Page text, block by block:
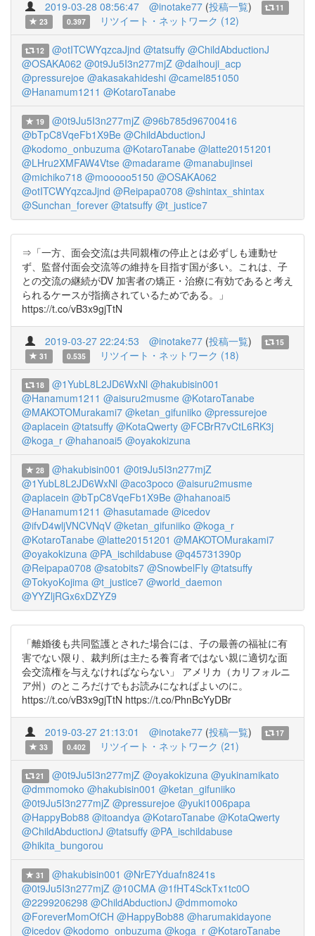
2019-03-28 08:56:47 @inotake77 (投稿一覧)
11
23
0.397 リツイート・ネットワーク (12)
12 @otITCWYqzcaJjnd @tatsuffy @ChildAbductionJ
@OSAKA062 @0t9Ju5I3n277mjZ @daihouji_acp
@pressurejoe @akasakahideshi @camel851050
@Hanamum1211 @KotaroTanabe
19 @0t9Ju5I3n277mjZ @96b785d96700416
@bTpC8VqeFb1X9Be @ChildAbductionJ
@kodomo_onbuzuma @KotaroTanabe @latte20151201
@LHru2XMFAW4Vtse @madarame @manabujinsei
@michiko718 @mooooo5150 @OSAKA062
@otITCWYqzcaJjnd @Reipapa0708 @shintax_shintax
@Sunchan_forever @tatsuffy @t_justice7
⇒「一方、面会交流は共同親権の停止とは必ずしも連動せ
ず、監督付面会交流等の維持を目指す国が多い。これは、子
との交流の継続がDV 加害者の矯正・治療に有効であると考え
られるケースが指摘されているためである。」
https://t.co/vB3x9gjTtN
2019-03-27 22:24:53 @inotake77 (投稿一覧)
15
31
0.535 リツイート・ネットワーク (18)
18 @1YubL8L2JD6WxNl @hakubisin001
@Hanamum1211 @aisuru2musme @KotaroTanabe
@MAKOTOMurakami7 @ketan_gifuniiko @pressurejoe
@aplacein @tatsuffy @KotaQwerty @FCBrR7vCtL6RK3j
@koga_r @hahanoai5 @oyakokizuna
28 @hakubisin001 @0t9Ju5I3n277mjZ
@1YubL8L2JD6WxNl @aco3poco @aisuru2musme
@aplacein @bTpC8VqeFb1X9Be @hahanoai5
@Hanamum1211 @hasutamade @icedov
@ifvD4wljVNCVNqV @ketan_gifuniiko @koga_r
@KotaroTanabe @latte20151201 @MAKOTOMurakami7
@oyakokizuna @PA_ischildabuse @q45731390p
@Reipapa0708 @satobits7 @SnowbelFly @tatsuffy
@TokyoKojima @t_justice7 @world_daemon
@YYZljRGx6xDZYZ9
「離婚後も共同監護とされた場合には、子の最善の福祉に有
害でない限り、裁判所は主たる養育者ではない親に適切な面
会交流権を与えなければならない」 アメリカ（カリフォルニ
ア州）のところだけでもお読みになればよいのに。
https://t.co/vB3x9gjTtN https://t.co/PhnBcYyDBr
2019-03-27 21:13:01 @inotake77 (投稿一覧)
17
33
0.402 リツイート・ネットワーク (21)
21 @0t9Ju5I3n277mjZ @oyakokizuna @yukinamikato
@dmmomoko @hakubisin001 @ketan_gifuniiko
@0t9Ju5I3n277mjZ @pressurejoe @yuki1006papa
@HappyBob88 @itoandya @KotaroTanabe @KotaQwerty
@ChildAbductionJ @tatsuffy @PA_ischildabuse
@hikita_bungorou
31 @hakubisin001 @NrE7Yduafn8241s
@0t9Ju5I3n277mjZ @10CMA @1fHT4SckTx1tc0O
@2299206298 @ChildAbductionJ @dmmomoko
@ForeverMomOfCH @HappyBob88 @harumakidayone
@icedov @kodomo_onbuzuma @koga_r @KotaroTanabe